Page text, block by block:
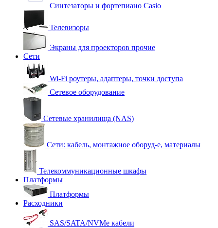
Синтезаторы и фортепиано Casio
Телевизоры
Экраны для проекторов прочие
Сети
Wi-Fi роутеры, адаптеры, точки доступа
Сетевое оборудование
Сетевые хранилища (NAS)
Сети: кабель, монтажное оборуд-е, материалы
Телекоммуникационные шкафы
Платформы
Платформы
Расходники
SAS/SATA/NVMe кабели